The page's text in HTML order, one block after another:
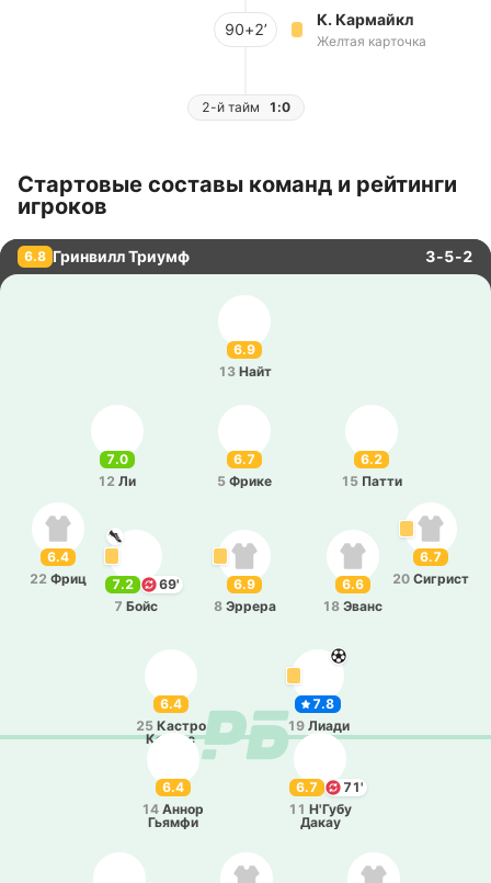
90+2’
К. Кармайкл
Желтая карточка
2-й тайм 1:0
Стартовые составы команд и рейтинги
игроков
6.8 Гринвилл Триумф 3-5-2
6.9
13 Найт
7.0
12 Ли
6.7
5 Фрике
6.2
15 Патти
6.9
8 Эррера
7.2
69'
7 Бойс
6.7
20 Си­грист
6.6
18 Эванс
6.4
22 Фриц
6.4
25 Кастро
Кортес
7.8
19 Лиади
6.7
71'
11 Н'Губу
Дакау
6.4
14 Аннор
Гьямфи